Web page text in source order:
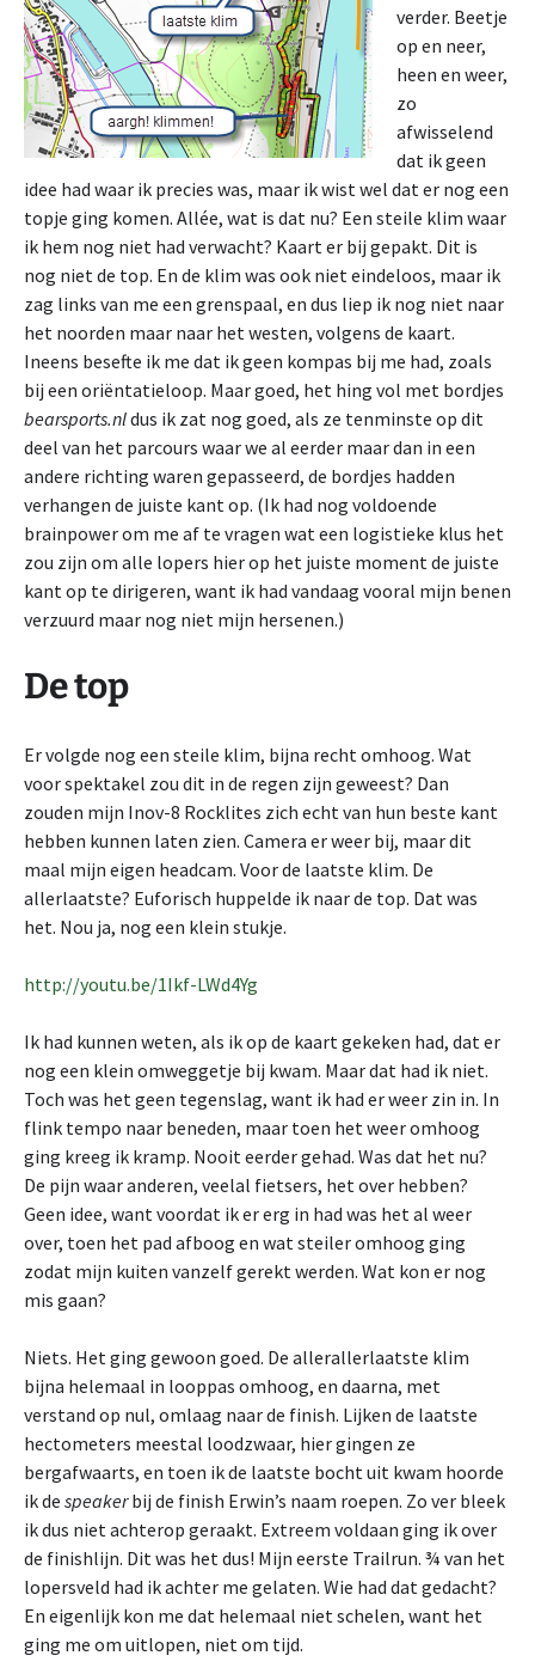
verder. Beetje
op en neer,
heen en weer,
zo
afwisselend
dat ik geen
idee had waar ik precies was, maar ik wist wel dat er nog een
topje ging komen. Allée, wat is dat nu? Een steile klim waar
ik hem nog niet had verwacht? Kaart er bij gepakt. Dit is
nog niet de top. En de klim was ook niet eindeloos, maar ik
zag links van me een grenspaal, en dus liep ik nog niet naar
het noorden maar naar het westen, volgens de kaart.
Ineens besefte ik me dat ik geen kompas bij me had, zoals
bij een oriëntatieloop. Maar goed, het hing vol met bordjes
bearsports.nldus ik zat nog goed, als ze tenminste op dit
deel van het parcours waar we al eerder maar dan in een
andere richting waren gepasseerd, de bordjes hadden
verhangen de juiste kant op. (Ik had nog voldoende
brainpower om me af te vragen wat een logistieke klus het
zou zijn om alle lopers hier op het juiste moment de juiste
kant op te dirigeren, want ik had vandaag vooral mijn benen
verzuurd maar nog niet mijn hersenen.)
De top
Er volgde nog een steile klim, bijna recht omhoog. Wat
voor spektakel zou dit in de regen zijn geweest? Dan
zouden mijn Inov-8 Rocklites zich echt van hun beste kant
hebben kunnen laten zien. Camera er weer bij, maar dit
maal mijn eigen headcam. Voor de laatste klim. De
allerlaatste? Euforisch huppelde ik naar de top. Dat was
het. Nou ja, nog een klein stukje.
http://youtu.be/1Ikf-LWd4Yg
Ik had kunnen weten, als ik op de kaart gekeken had, dat er
nog een klein omweggetje bij kwam. Maar dat had ik niet.
Toch was het geen tegenslag, want ik had er weer zin in. In
flink tempo naar beneden, maar toen het weer omhoog
ging kreeg ik kramp. Nooit eerder gehad. Was dat het nu?
De pijn waar anderen, veelal fietsers, het over hebben?
Geen idee, want voordat ik er erg in had was het al weer
over, toen het pad afboog en wat steiler omhoog ging
zodat mijn kuiten vanzelf gerekt werden. Wat kon er nog
mis gaan?
Niets. Het ging gewoon goed. De allerallerlaatste klim
bijna helemaal in looppas omhoog, en daarna, met
verstand op nul, omlaag naar de finish. Lijken de laatste
hectometers meestal loodzwaar, hier gingen ze
bergafwaarts, en toen ik de laatste bocht uit kwam hoorde
ik de speakerbij de finish Erwin’s naam roepen. Zo ver bleek
ik dus niet achterop geraakt. Extreem voldaan ging ik over
de finishlijn. Dit was het dus! Mijn eerste Trailrun. ¾ van het
lopersveld had ik achter me gelaten. Wie had dat gedacht?
En eigenlijk kon me dat helemaal niet schelen, want het
ging me om uitlopen, niet om tijd.